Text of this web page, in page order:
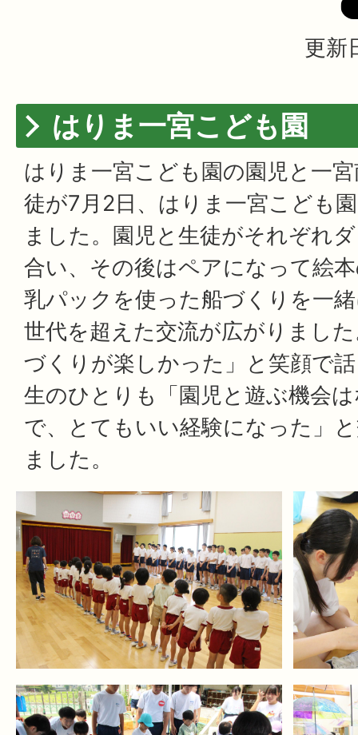
更新
はりま一宮こども園
はりま一宮こども園の園児と一
徒が7月2日、はりま一宮こども
ました。園児と生徒がそれぞれ
合い、その後はペアになって絵
乳パックを使った船づくりを一
世代を超えた交流が広がりまし
づくりが楽しかった」と笑顔で
生のひとりも「園児と遊ぶ機会
で、とてもいい経験になった」
ました。